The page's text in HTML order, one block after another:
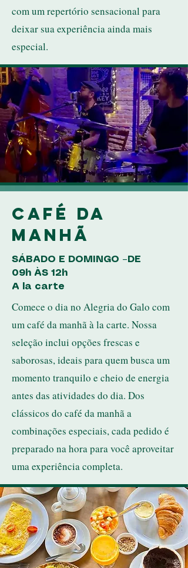
com um repertório sensacional para
deixar sua experiência ainda mais
especial.
CAFÉ DA
MANHÃ
SÁBADO E DOMINGO –DE
09h ÀS 12h
A la carte
Comece o dia no Alegria do Galo com
um café da manhã à la carte. Nossa
seleção inclui opções frescas e
saborosas, ideais para quem busca um
momento tranquilo e cheio de energia
antes das atividades do dia. Dos
clássicos do café da manhã a
combinações especiais, cada pedido é
preparado na hora para você aproveitar
uma experiência completa.